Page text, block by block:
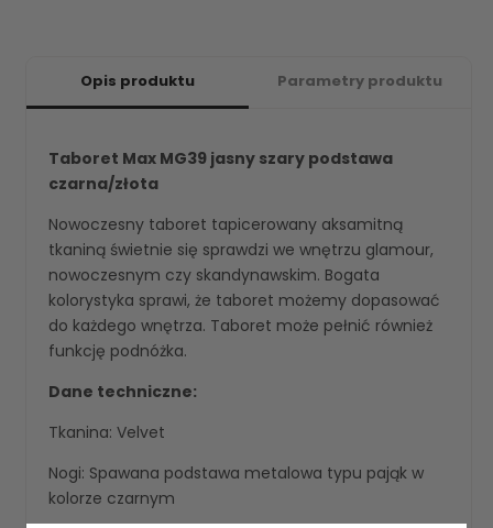
Opis produktu Parametry produktu
Taboret Max MG39 jasny szary podstawa
czarna/złota
Nowoczesny taboret tapicerowany aksamitną
tkaniną świetnie się sprawdzi we wnętrzu glamour,
nowoczesnym czy skandynawskim. Bogata
kolorystyka sprawi, że taboret możemy dopasować
do każdego wnętrza. Taboret może pełnić również
funkcję podnóżka.
Dane techniczne:
Tkanina: Velvet
Nogi: Spawana podstawa metalowa typu pająk w
kolorze czarnym